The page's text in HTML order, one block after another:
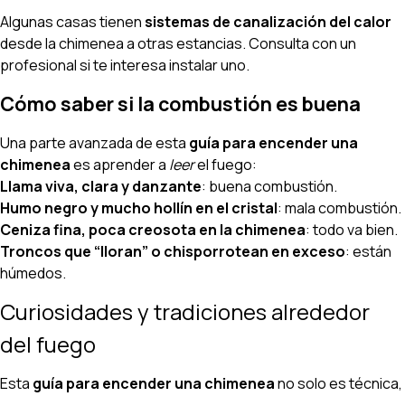
Algunas casas tienensistemas de canalización del calor
desde la chimenea a otras estancias. Consulta con un
profesional si te interesa instalar uno.
Cómo saber si la combustión es buena
Una parte avanzada de esta guía para encender una
chimeneaes aprender a leerel fuego:
Llama viva, clara y danzante: buena combustión.
Humo negro y mucho hollín en el cristal: mala combustión.
Ceniza fina, poca creosota en la chimenea: todo va bien.
Troncos que “lloran” o chisporrotean en exceso: están
húmedos.
Curiosidades y tradiciones alrededor
del fuego
Esta guía para encender una chimeneano solo es técnica,